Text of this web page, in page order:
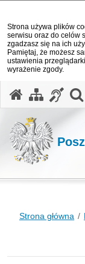
Strona używa plików
serwisu oraz do celów
zgadzasz się na ich
Pamiętaj, że możesz
ustawienia
wyrażenie zgody.
Strona główna